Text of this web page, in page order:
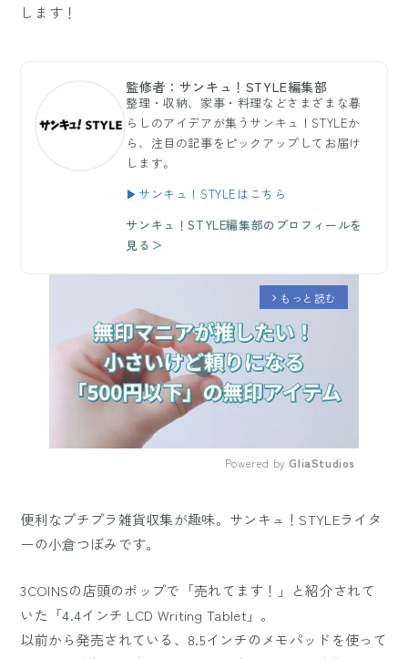
します！
監修者：サンキュ！STYLE編集部
整理・収納、家事・料理などさまざまな暮
らしのアイデアが集うサンキュ！STYLEか
ら、注目の記事をピックアップしてお届け
します。
▶サンキュ！STYLEはこちら
サンキュ！STYLE編集部のプロフィールを
見る＞
arrow_forward_ios もっと読む
Powered by GliaStudios
便利なプチプラ雑貨収集が趣味。サンキュ！STYLEライタ
ーの小倉つぼみです。
3COINSの店頭のポップで「売れてます！」と紹介されて
いた「4.4インチ LCD Writing Tablet」。
以前から発売されている、8.5インチのメモパッドを使って